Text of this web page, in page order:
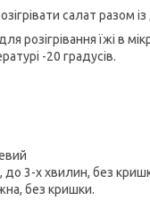
салат разом
розігрівання їжі в
-20 градусів.
3-х хвилин, без
без кришки.